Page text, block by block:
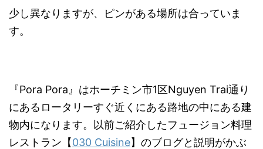
少し異なりますが、ピンがある場所は合っていま
す。
『Pora Pora』はホーチミン市1区Nguyen Trai通り
にあるロータリーすぐ近くにある路地の中にある建
物内になります。以前ご紹介したフュージョン料理
レストラン【030 Cuisine】のブログと説明がかぶ